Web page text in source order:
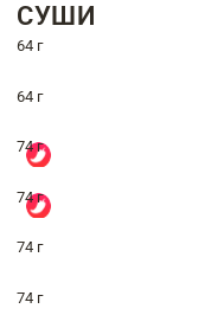
СУШИ
64 г
64 г
74 г
74 г
74 г
74 г